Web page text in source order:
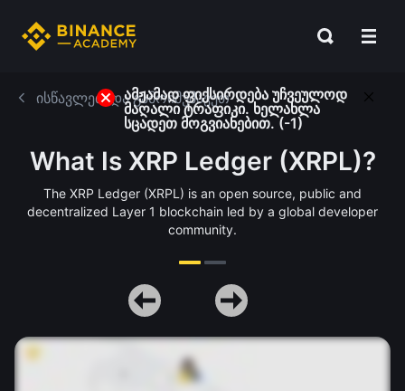
ამჟამად ფიქსირდება უჩვეულოდ
მაღალი ტრაფიკი. ხელახლა
სცადეთ მოგვიანებით. (-1)
ისწავლეთ და გამოიმუშავეთ
What Is XRP Ledger (XRPL)?
The XRP Ledger (XRPL) is an open source, public and
decentralized Layer 1 blockchain led by a global developer
community.